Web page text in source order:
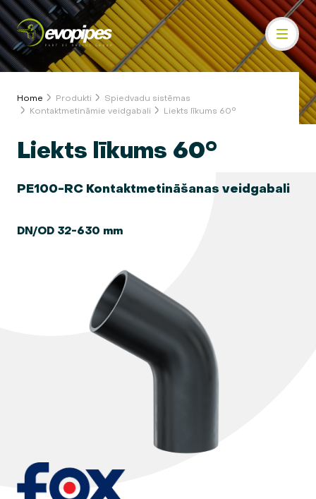
Home Produkti
Spiedvadu sistēmas
Kontaktmetināmie veidgabali
Liekts līkums 60°
Liekts līkums 60°
PE100-RC Kontaktmetināšanas veidgabali
DN/OD 32-630 mm